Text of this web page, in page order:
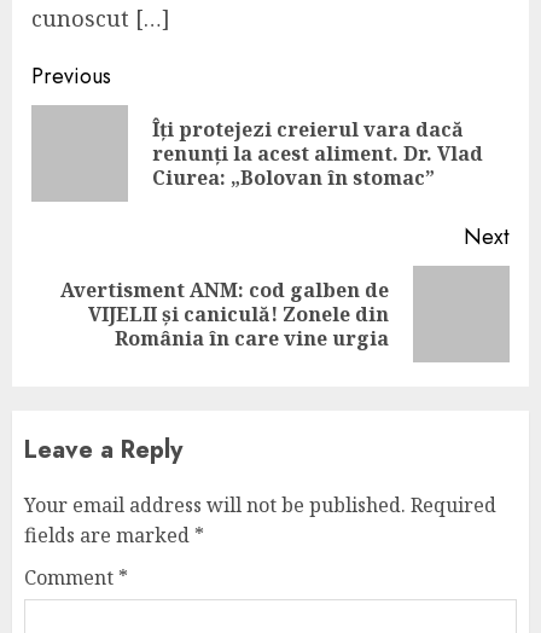
cunoscut […]
Continue
Reading
Previous
Îți protejezi creierul vara dacă
renunți la acest aliment. Dr. Vlad
Ciurea: „Bolovan în stomac”
Next
Next
Avertisment ANM: cod galben de
VIJELII și caniculă! Zonele din
România în care vine urgia
Leave a Reply
Your email address will not be published. Required
fields are marked *
Comment *